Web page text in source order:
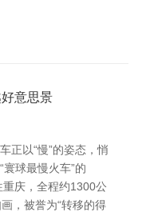
意思景
正以“慢”的姿态，悄
球最慢火车”的
庆，全程约1300公
，被誉为“转移的得